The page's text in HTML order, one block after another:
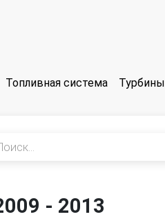
Топливная система Турбины
- 2013